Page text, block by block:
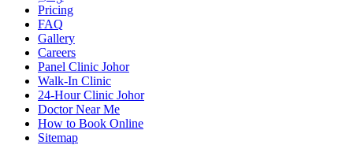
Pricing
FAQ
Gallery
Careers
Panel Clinic Johor
Walk-In Clinic
24-Hour Clinic Johor
Doctor Near Me
How to Book Online
Sitemap